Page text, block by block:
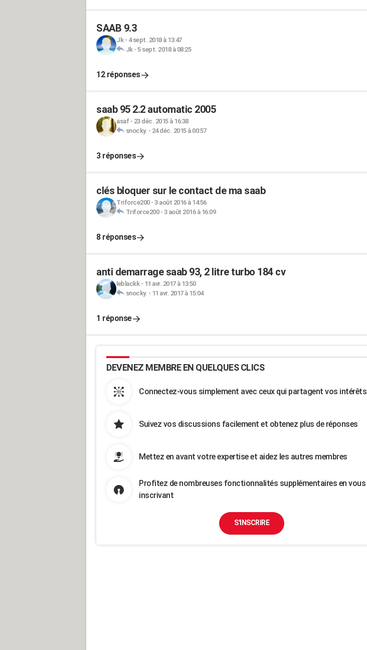
SAAB 9.3
Jk- 4 sept. 2018 à 13:47
Jk- 5 sept. 2018 à 08:25
12 réponses
saab 95 2.2 automatic 2005
asaf- 23 déc. 2015 à 16:38
snocky. - 24 déc. 2015 à 00:57
3 réponses
clés bloquer sur le contact de ma saab
Triforce200- 3 août 2016 à 14:56
Triforce200- 3 août 2016 à 16:09
8 réponses
anti demarrage saab 93, 2 litre turbo 184 cv
leblackk- 11 avr. 2017 à 13:50
snocky. - 11 avr. 2017 à 15:04
1 réponse
DEVENEZ MEMBRE EN QUELQUES CLICS
Connectez-vous simplement avec ceux qui partagent vos intérêts
Suivez vos discussions facilement et obtenez plus de réponses
Mettez en avant votre expertise et aidez les autres membres
Profitez de nombreuses fonctionnalités supplémentaires en vous
inscrivant
S'INSCRIRE